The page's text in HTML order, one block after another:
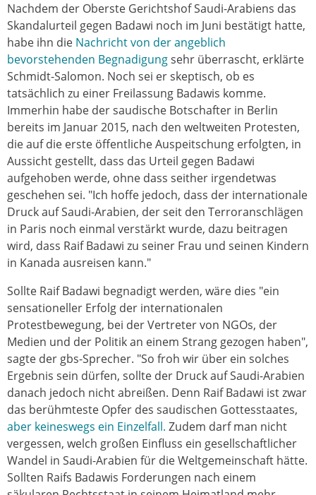
Nachdem der Oberste Gerichtshof Saudi-Arabiens das
Skandalurteil gegen Badawi noch im Juni bestätigt hatte,
habe ihn die Nachricht von der angeblich
bevorstehenden Begnadigungsehr überrascht, erklärte
Schmidt-Salomon. Noch sei er skeptisch, ob es
tatsächlich zu einer Freilassung Badawis komme.
Immerhin habe der saudische Botschafter in Berlin
bereits im Januar 2015, nach den weltweiten Protesten,
die auf die erste öffentliche Auspeitschung erfolgten, in
Aussicht gestellt, dass das Urteil gegen Badawi
aufgehoben werde, ohne dass seither irgendetwas
geschehen sei. "Ich hoffe jedoch, dass der internationale
Druck auf Saudi-Arabien, der seit den Terroranschlägen
in Paris noch einmal verstärkt wurde, dazu beitragen
wird, dass Raif Badawi zu seiner Frau und seinen Kindern
in Kanada ausreisen kann."
Sollte Raif Badawi begnadigt werden, wäre dies "ein
sensationeller Erfolg der internationalen
Protestbewegung, bei der Vertreter von NGOs, der
Medien und der Politik an einem Strang gezogen haben",
sagte der gbs-Sprecher. "So froh wir über ein solches
Ergebnis sein dürfen, sollte der Druck auf Saudi-Arabien
danach jedoch nicht abreißen. Denn Raif Badawi ist zwar
das berühmteste Opfer des saudischen Gottesstaates,
aber keineswegs ein Einzelfall. Zudem darf man nicht
vergessen, welch großen Einfluss ein gesellschaftlicher
Wandel in Saudi-Arabien für die Weltgemeinschaft hätte.
Sollten Raifs Badawis Forderungen nach einem